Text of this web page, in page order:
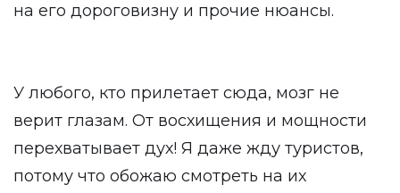
на его дороговизну и прочие нюансы.
У любого, кто прилетает сюда, мозг не
верит глазам. От восхищения и мощности
перехватывает дух! Я даже жду туристов,
потому что обожаю смотреть на их